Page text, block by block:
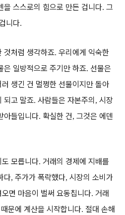
을 스스로의 힘으로 만든 겁니다. 그
니다.
것처럼 생각하죠. 우리에게 익숙한
은 일방적으로 주기만 하죠. 선물은
생긴 건 멀쩡한 선물이지만 돌아
되고 말죠. 사람들은 자본주의 , 시장
아들입니다. 확실한 건, 그것은 에덴
모릅니다. 거래의 경제에 지배를
다, 주가가 폭락했다, 시장의 소비가
면 마음이 벌써 요동칩니다. 거래
문에 계산을 시작합니다. 절대 손해